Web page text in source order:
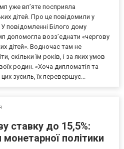
уже впʼяте посприяла
дітей. Про це повідомили у
повідомленні Білого дому
допомогла возз’єднати «чергову
дітей». Водночас там не
скільки їм років, і за яких умов
родин. «Хоча дипломатія та
зусиль, їх перевершує...
ставку до 15,5%:
політики